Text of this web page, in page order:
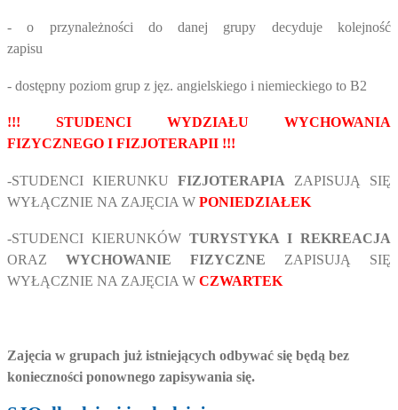
- o przynależności do danej grupy decyduje kolejność
zapisu
- dostępny poziom grup z jęz. angielskiego i niemieckiego to B2
!!! STUDENCI WYDZIAŁU WYCHOWANIA
FIZYCZNEGO I FIZJOTERAPII !!!
-STUDENCI KIERUNKU FIZJOTERAPIA ZAPISUJĄ SIĘ
WYŁĄCZNIE NA ZAJĘCIA W PONIEDZIAŁEK
-STUDENCI KIERUNKÓW TURYSTYKA I REKREACJA
ORAZ WYCHOWANIE FIZYCZNE ZAPISUJĄ SIĘ
WYŁĄCZNIE NA ZAJĘCIA W CZWARTEK
Zajęcia w grupach już istniejących odbywać się będą bez
konieczności ponownego zapisywania się.